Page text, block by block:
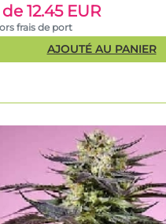
12.45 EUR
frais de port
AJOUTÉ AU PANIER